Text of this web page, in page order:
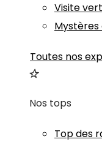
Visite
Toutes nos
Nos tops
Top des